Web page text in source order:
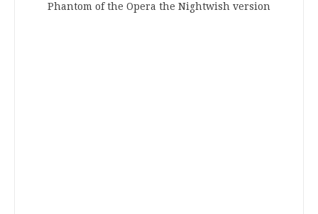
Phantom of the Opera the Nightwish version